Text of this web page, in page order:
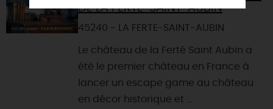
DE LA FERTÉ-SAINT-AUBIN
45240 - LA FERTE-SAINT-AUBIN
Le château de la Ferté Saint Aubin a
été le premier château en France à
lancer un escape game au château
en décor historique et ...